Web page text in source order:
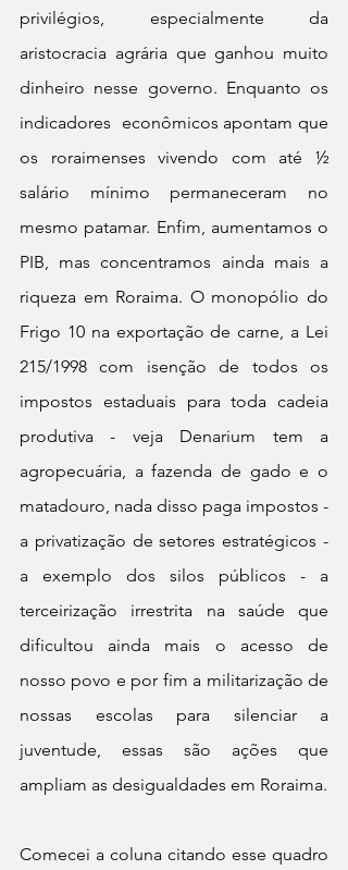
privilégios, especialmente da
aristocracia agrária que ganhou muito
dinheiro nesse governo. Enquanto os
indicadores  econômicos apontam que
os roraimenses vivendo com até ½
salário mínimo permaneceram no
mesmo patamar. Enfim, aumentamos o
PIB, mas concentramos ainda mais a
riqueza em Roraima. O monopólio do
Frigo 10 na exportação de carne, a Lei
215/1998 com isenção de todos os
impostos estaduais para toda cadeia
produtiva - veja Denarium tem a
agropecuária, a fazenda de gado e o
matadouro, nada disso paga impostos -
a privatização de setores estratégicos -
a exemplo dos silos públicos - a
terceirização irrestrita na saúde que
dificultou ainda mais o acesso de
nosso povo e por fim a militarização de
nossas escolas para silenciar a
juventude, essas são ações que
ampliam as desigualdades em Roraima.
Comecei a coluna citando esse quadro